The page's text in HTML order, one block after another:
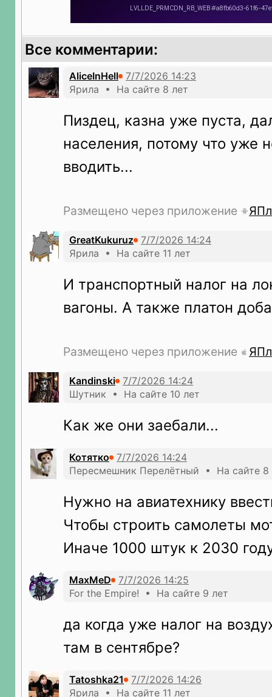
Все комментарии:
AliceInHell
Ярила • На сайте 8 лет
Пиздец, казна уже пуста,
населения, потому что уже
вводить...
Размещено через приложение
GreatKukuruz
Ярила • На сайте 11 лет
И транспортный налог на
вагоны. А также платон
Размещено через приложение
Kandinski
Шутник • На сайте 10 лет
Как же они заебали...
Котятко
Пересмешник Перелётный • На сайте 8
Нужно на авиатехнику
Чтобы строить самолеты
Иначе 1000 штук к 2030
MaxMeD
For the Empire! • На сайте 9 лет
да когда уже налог на
там в сентябре?
Tatoshka21
Ярила • На сайте 11 лет